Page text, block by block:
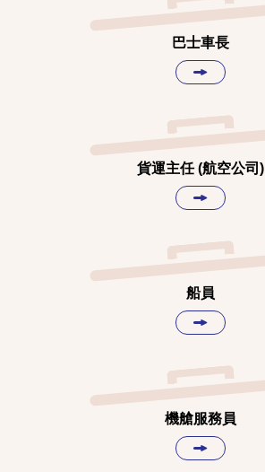
巴士車長
貨運主任 (航空公司)
船員
機艙服務員